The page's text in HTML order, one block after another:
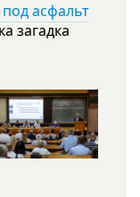
асфальт
загадка